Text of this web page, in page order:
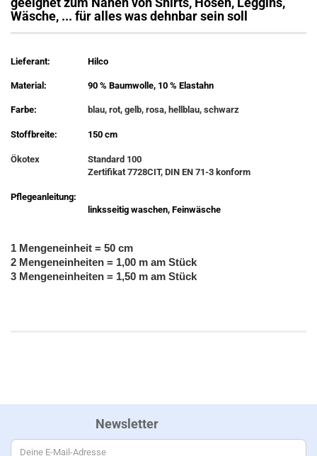
Wäsche, ... für alles was dehnbar sein soll
Lieferant: Hilco
Material: 90 % Baumwolle, 10 % Elastahn
Farbe: blau, rot, gelb, rosa, hellblau, schwarz
Stoffbreite: 150 cm
Ökotex
Standard 100
Zertifikat 7728CIT, DIN EN 71-3 konform
Pflegeanleitung:
linksseitig waschen, Feinwäsche
1 Mengeneinheit = 50 cm
2 Mengeneinheiten = 1,00 m am Stück
3 Mengeneinheiten = 1,50 m am Stück
Newsletter